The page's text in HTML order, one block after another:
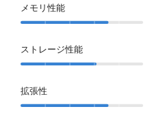
メモリ性能
ストレージ性能
拡張性